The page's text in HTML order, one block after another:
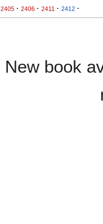
2405 · 2406 · 2411 · 2412 ·
New book